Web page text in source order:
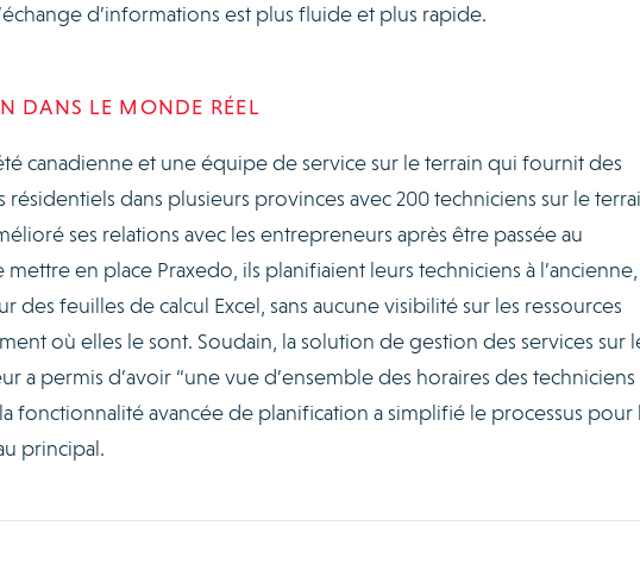
d’informations est plus fluide et plus rapide.
DANS LE MONDE RÉEL
canadienne et une équipe de service sur le terrain qui fournit des
résidentiels dans plusieurs provinces avec 200 techniciens sur le
ses relations avec les entrepreneurs après être passée au
en place Praxedo, ils planifiaient leurs techniciens à l’ancienne,
des feuilles de calcul Excel, sans aucune visibilité sur les ressources
où elles le sont. Soudain, la solution de gestion des services sur
a permis d’avoir “une vue d’ensemble des horaires des techniciens
fonctionnalité avancée de planification a simplifié le processus pour
principal.